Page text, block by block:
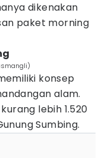
dikenakan
paket morning
konsep
alam.
lebih 1.520
Sumbing.